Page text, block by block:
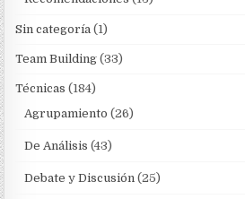
Sin categoría (1)
Team Building (33)
Técnicas (184)
Agrupamiento (26)
De Análisis (43)
Debate y Discusión (25)